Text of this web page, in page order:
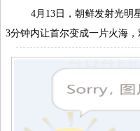
4月13日，朝鲜发射光明
3分钟内让首尔变成一片火海